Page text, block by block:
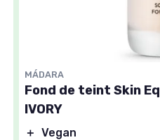
MÁDARA
Fond de teint Skin
IVORY
＋ Vegan